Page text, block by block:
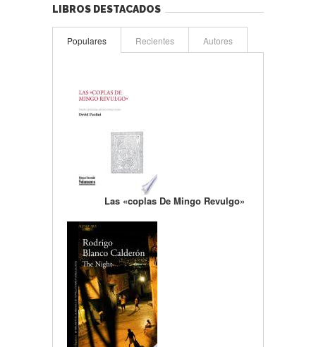
LIBROS DESTACADOS
Populares Recientes Autores
Las «coplas De Mingo Revulgo»